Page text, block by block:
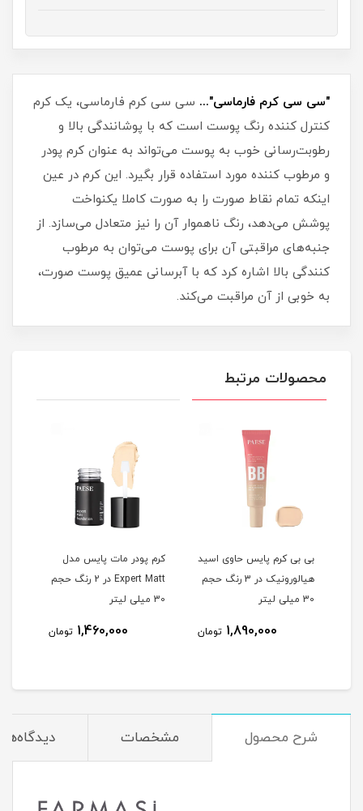
"سی سی کرم فارماسی"... سی سی کرم فارماسی، یک کرم
کنترل کننده رنگ پوست است که با پوشانندگی بالا و
رطوبت‌رسانی خوب به پوست می‌تواند به عنوان کرم پودر
و مرطوب کننده مورد استفاده قرار بگیرد. این کرم در عین
اینکه تمام نقاط صورت را به صورت کاملا یکنواخت
پوشش می‌دهد، رنگ ناهموار آن را نیز متعادل می‌سازد. از
جنبه‌های مراقبتی آن برای پوست می‌توان به مرطوب
کنندگی بالا اشاره کرد که با آبرسانی عمیق پوست صورت،
به خوبی از آن مراقبت می‌کند.
محصولات مرتبط
بی بی کرم پایس حاوی اسید
هیالورونیک در 3 رنگ حجم
30 میلی لیتر
1,890,000 تومان
کرم پودر مات پایس مدل
Expert Matt در 2 رنگ حجم
30 میلی لیتر
1,460,000 تومان
شرح محصول مشخصات دیدگاه‌ها